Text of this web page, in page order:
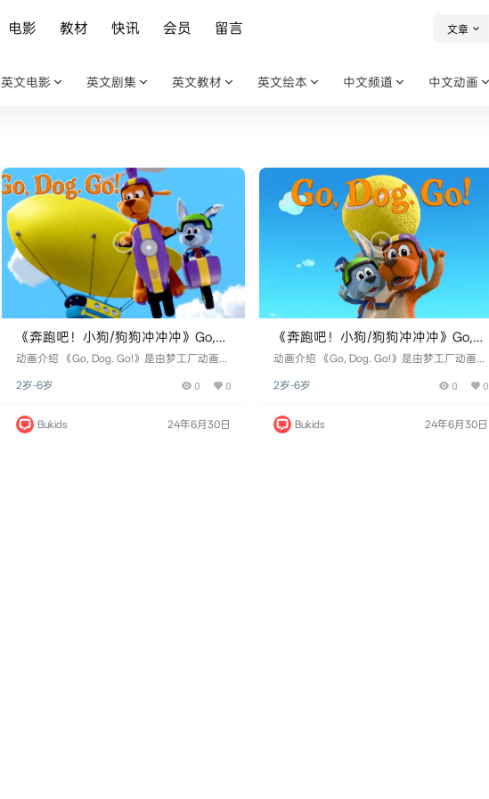
电影 教材 快讯 会员 留言 文章
英文电影 英文剧集 英文教材 英文绘本 中文频道 中文动画
《奔跑吧！小狗/狗狗冲冲冲》Go,
Dog. Go!英文版 第三季 [全8集]
​​动画介绍​​ 《Go, Dog. Go!》是由​​梦工厂动画电
与​​WildBrain工作室​​联合制作的学龄前冒险动
作改编自​​P.D. Eastman​​于1961年出版的经典启
蒙绘本，以狗狗城市"​​爪斯顿（Pawston）​​"为
2岁-6岁 0 0
Bukids 24年6月30日
《奔跑吧！小狗/狗狗冲冲冲》Go,
Dog. Go!英文版 第二季 [全9集]
​​动画介绍​​ 《Go, Dog. Go!》是由​​梦工厂动画电
与​​WildBrain工作室​​联合制作的学龄前冒险动
作改编自​​P.D. Eastman​​于1961年出版的经典启
蒙绘本，以狗狗城市"​​爪斯顿（Pawston）​​"为
2岁-6岁 0 0
Bukids 24年6月30日